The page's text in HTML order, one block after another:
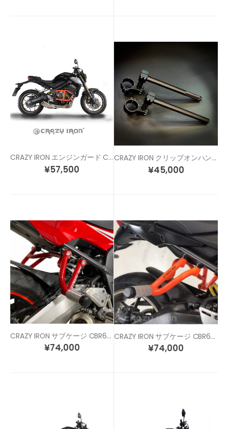
CRAZY IRON エンジンガード CB650R (19-)
¥57,500
CRAZY IRON クリップオンハンドル 各色 / 各サイズ
¥45,000
CRAZY IRON サブケージ CBR650F / CB650F (14-18)
¥74,000
CRAZY IRON サブケージ CBR650R / CB650R (19-)
¥74,000